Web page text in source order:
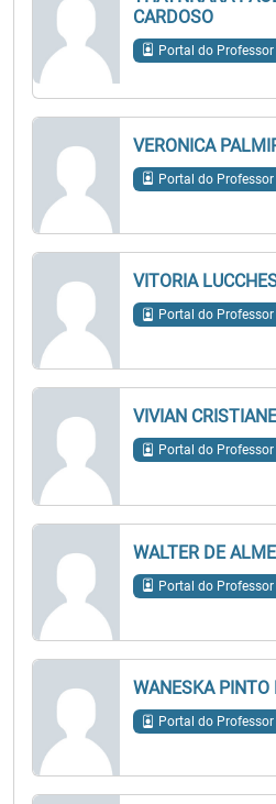
CARDOSO
Portal do Professor
VERONICA
Portal do Professor
VITORIA
Portal do Professor
VIVIAN
Portal do Professor
WALTER DE
Portal do Professor
WANESKA PINTO
Portal do Professor